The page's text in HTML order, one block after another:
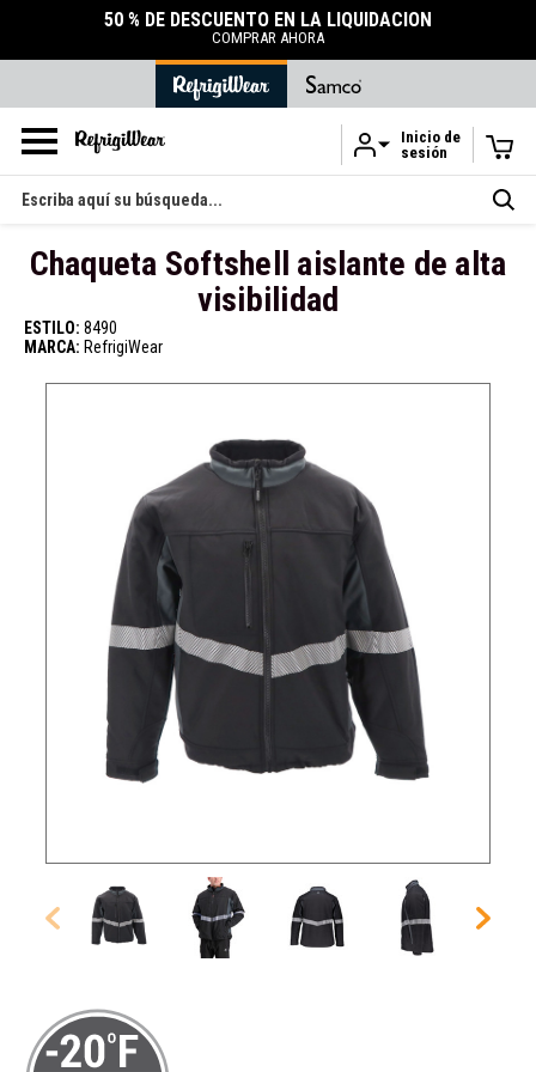
Ir al contenido principal
50 % DE DESCUENTO EN LA LIQUIDACIÓN
COMPRAR AHORA
Inicio de
sesión
Buscar
en
Chaqueta Softshell aislante de alta
visibilidad
ESTILO: 8490
MARCA: RefrigiWear